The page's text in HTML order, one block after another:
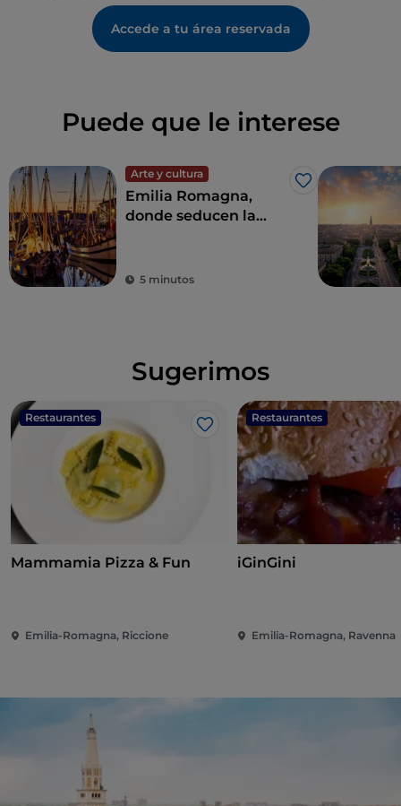
Accede a tu área reservada
Puede que le interese
Arte y cultura
Me gusta
Emilia Romagna,
donde seducen la
buena comida
5 minutos
Sugerimos
Restaurantes
Me gusta
Mammamia Pizza & Fun
Emilia-Romagna, Riccione
Restaurantes
iGinGini
Emilia-Romagna, Ravenna